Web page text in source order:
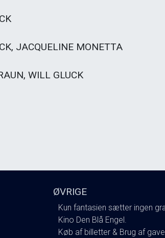
JACQUELINE MONETTA
WILL GLUCK
ØVRIGE
Kun fantasien sætter ingen
Kino Den Blå Engel.
Køb af billetter & Brug af